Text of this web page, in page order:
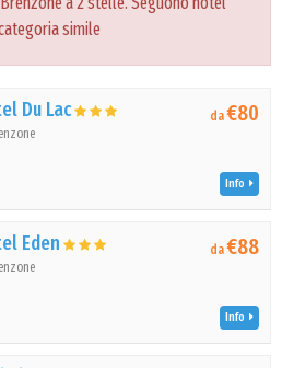
simile
Du Lac da€80
Info
Eden da€88
Info